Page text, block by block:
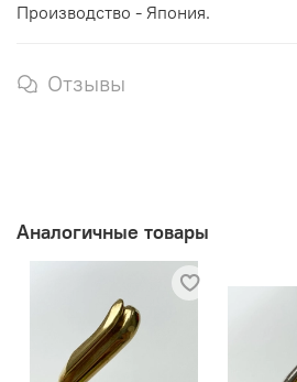
Производство - Япония.
Отзывы
Аналогичные товары